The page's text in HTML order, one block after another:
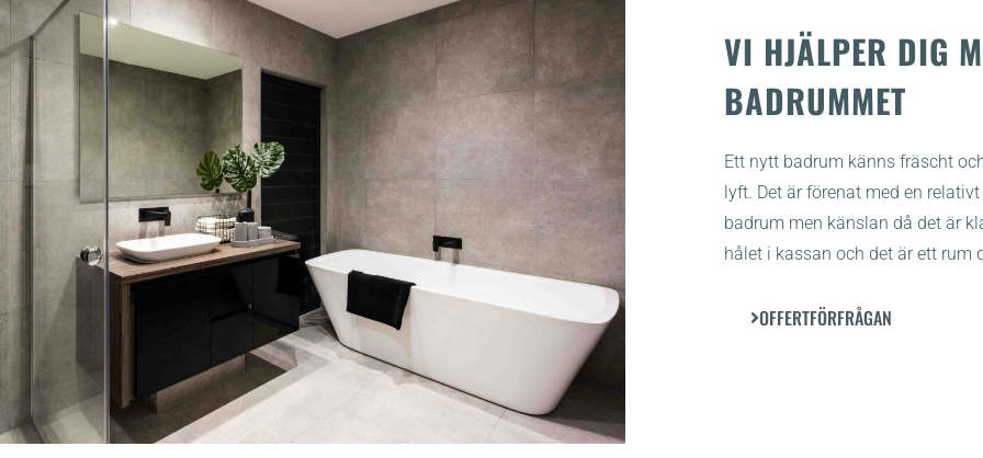
VI HJÄLPER DIG
BADRUMMET
Ett nytt badrum känns fräscht
lyft. Det är förenat med en
badrum men känslan då det är
hålet i kassan och det är ett rum
OFFERTFÖRFRÅGAN